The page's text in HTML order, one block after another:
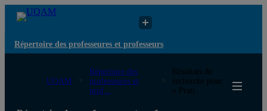
Répertoire des professeures et professeurs
UQAM
Répertoire des
professeures et
prof...
Résultats de
recherche pour
« Prati...